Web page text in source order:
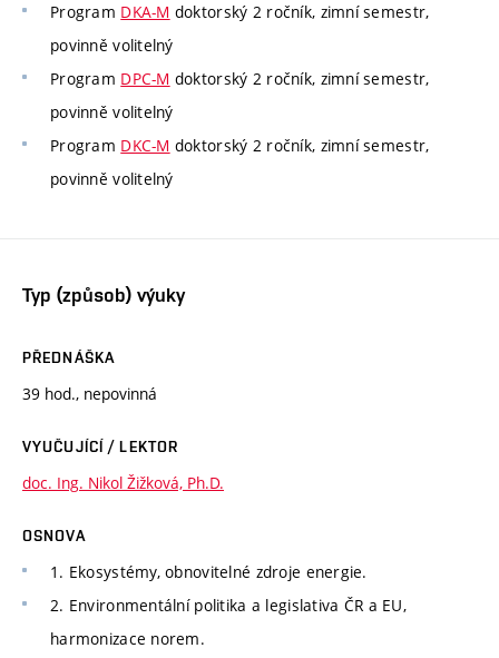
Program DKA-M doktorský 2 ročník, zimní semestr,
povinně volitelný
Program DPC-M doktorský 2 ročník, zimní semestr,
povinně volitelný
Program DKC-M doktorský 2 ročník, zimní semestr,
povinně volitelný
Typ (způsob) výuky
PŘEDNÁŠKA
39 hod., nepovinná
VYUČUJÍCÍ / LEKTOR
doc. Ing. Nikol Žižková, Ph.D.
OSNOVA
1. Ekosystémy, obnovitelné zdroje energie.
2. Environmentální politika a legislativa ČR a EU,
harmonizace norem.